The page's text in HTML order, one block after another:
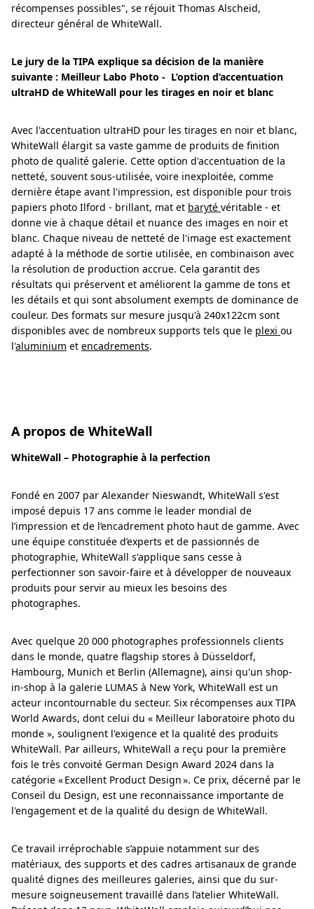
récompenses possibles", se réjouit Thomas Alscheid,
directeur général de WhiteWall.
Le jury de la TIPA explique sa décision de la manière
suivante : Meilleur Labo Photo - L’option d’accentuation
ultraHD de WhiteWall pour les tirages en noir et blanc
Avec l'accentuation ultraHD pour les tirages en noir et blanc,
WhiteWall élargit sa vaste gamme de produits de finition
photo de qualité galerie. Cette option d'accentuation de la
netteté, souvent sous-utilisée, voire inexploitée, comme
dernière étape avant l'impression, est disponible pour trois
papiers photo Ilford - brillant, mat et baryté véritable - et
donne vie à chaque détail et nuance des images en noir et
blanc. Chaque niveau de netteté de l'image est exactement
adapté à la méthode de sortie utilisée, en combinaison avec
la résolution de production accrue. Cela garantit des
résultats qui préservent et améliorent la gamme de tons et
les détails et qui sont absolument exempts de dominance de
couleur. Des formats sur mesure jusqu'à 240x122cm sont
disponibles avec de nombreux supports tels que le plexi ou
l'aluminium et encadrements.
A propos de WhiteWall
WhiteWall – Photographie à la perfection
Fondé en 2007 par Alexander Nieswandt, WhiteWall s'est
imposé depuis 17 ans comme le leader mondial de
l’impression et de l’encadrement photo haut de gamme. Avec
une équipe constituée d’experts et de passionnés de
photographie, WhiteWall s'applique sans cesse à
perfectionner son savoir-faire et à développer de nouveaux
produits pour servir au mieux les besoins des
photographes.
Avec quelque 20 000 photographes professionnels clients
dans le monde, quatre flagship stores à Düsseldorf,
Hambourg, Munich et Berlin (Allemagne), ainsi qu'un shop-
in-shop à la galerie LUMAS à New York, WhiteWall est un
acteur incontournable du secteur. Six récompenses aux TIPA
World Awards, dont celui du « Meilleur laboratoire photo du
monde », soulignent l'exigence et la qualité des produits
WhiteWall. Par ailleurs, WhiteWall a reçu pour la première
fois le très convoité German Design Award 2024 dans la
catégorie « Excellent Product Design ». Ce prix, décerné par le
Conseil du Design, est une reconnaissance importante de
l'engagement et de la qualité du design de WhiteWall.
Ce travail irréprochable s’appuie notamment sur des
matériaux, des supports et des cadres artisanaux de grande
qualité dignes des meilleures galeries, ainsi que du sur-
mesure soigneusement travaillé dans l’atelier WhiteWall.